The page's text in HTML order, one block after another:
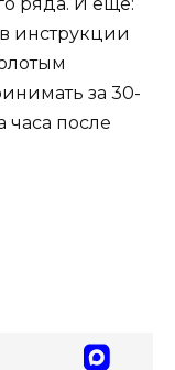
инструкции
за 30-
часа после